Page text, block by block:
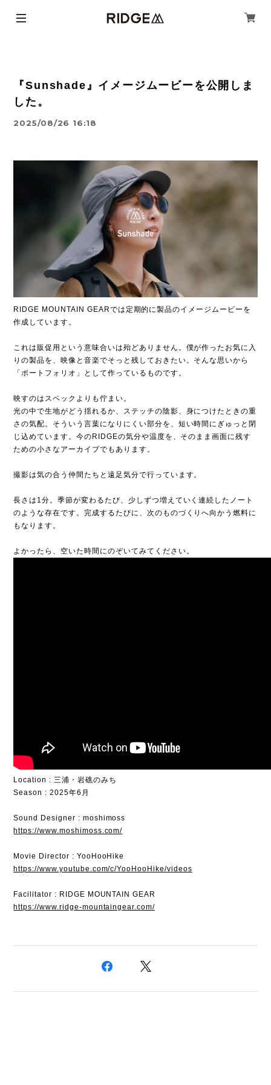
『Sunshade』イメージムービーを公開しま
した。
2025/08/26 16:18
RIDGE MOUNTAIN GEARでは定期的に製品のイメージムービーを
作成しています。
これは販促用という意味合いは殆どありません。僕が作ったお気に入
りの製品を、映像と音楽でそっと残しておきたい。そんな思いから
「ポートフォリオ」として作っているものです。
映すのはスペックよりも佇まい。
光の中で生地がどう揺れるか、ステッチの陰影、身につけたときの重
さの気配。そういう言葉になりにくい部分を、短い時間にぎゅっと閉
じ込めています。今のRIDGEの気分や温度を、そのまま画面に残す
ための小さなアーカイブでもあります。
撮影は気の合う仲間たちと遠足気分で行っています。
長さは1分。季節が変わるたび、少しずつ増えていく連続したノート
のような存在です。完成するたびに、次のものづくりへ向かう燃料に
もなります。
よかったら、空いた時間にのぞいてみてください。
Location : 三浦・岩礁のみち
Season : 2025年6月
Sound Designer : moshimoss
https://www.moshimoss.com/
Movie Director : YooHooHike
https://www.youtube.com/c/YooHooHike/videos
Facilitator : RIDGE MOUNTAIN GEAR
https://www.ridge-mountaingear.com/